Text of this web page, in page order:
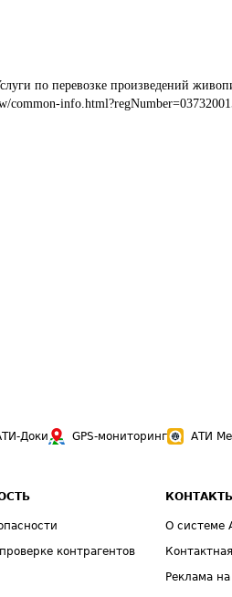
по перевозке произведений
common-
Доки GPS-мониторинг АТИ
контрагентов
О системе
Реклама